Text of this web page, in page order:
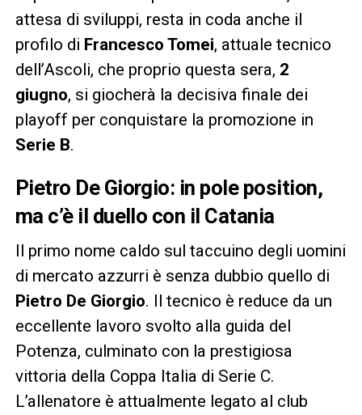
attesa di sviluppi, resta in coda anche il
profilo di Francesco Tomei, attuale tecnico
dell’Ascoli, che proprio questa sera, 2
giugno, si giocherà la decisiva finale dei
playoff per conquistare la promozione in
Serie B.
Pietro De Giorgio: in pole position,
ma c’è il duello con il Catania
Il primo nome caldo sul taccuino degli uomini
di mercato azzurri è senza dubbio quello di
Pietro De Giorgio. Il tecnico è reduce da un
eccellente lavoro svolto alla guida del
Potenza, culminato con la prestigiosa
vittoria della Coppa Italia di Serie C.
L’allenatore è attualmente legato al club